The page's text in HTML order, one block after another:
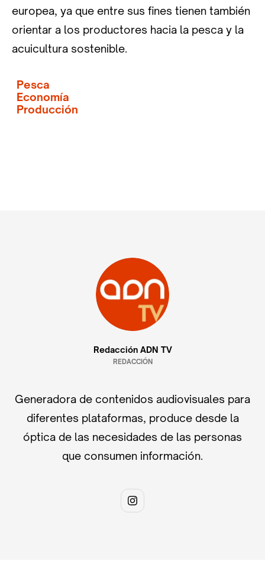
europea, ya que entre sus fines tienen también
orientar a los productores hacia la pesca y la
acuicultura sostenible.
Pesca
Economía
Producción
Redacción ADN TV
REDACCIÓN
Generadora de contenidos audiovisuales para
diferentes plataformas, produce desde la
óptica de las necesidades de las personas
que consumen información.